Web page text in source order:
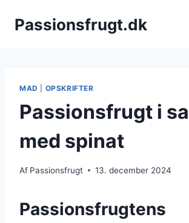
Passionsfrugt.dk
MAD OPSKRIFTER
Passionsfrugt i
med spinat
Af Passionsfrugt 13. december 2024
Passionsfrugtens